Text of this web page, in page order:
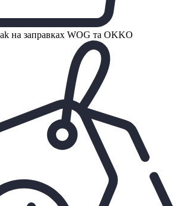
на заправках WOG та OKKO